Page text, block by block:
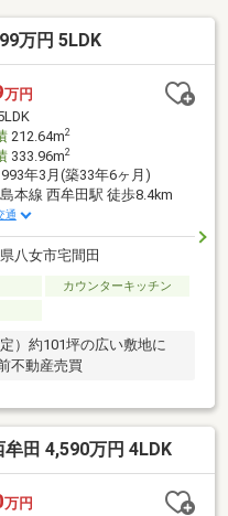
万円 5LDK
万円
212.64m2
333.96m2
年3月(築33年6ヶ月)
本線 西牟田駅 徒歩8.4km
通
八女市宅間田
カウンターキッチン
）約101坪の広い敷地に
不動産売買
田 4,590万円 4LDK
万円